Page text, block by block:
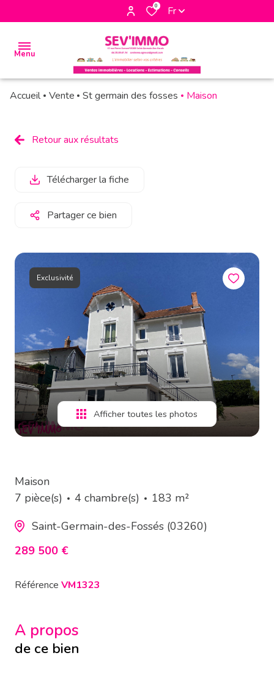
0 Fr
Menu
biens
à la
biens
vendus
e-
mail
contact
Accueil Vente St germain des fosses Maison
Retour aux résultats
Télécharger la fiche
Partager ce bien
Exclusivité
Afficher toutes les photos
Maison
7 pièce(s)
4 chambre(s)
183 m²
Saint-Germain-des-Fossés (03260)
289 500 €
Référence VM1323
A propos
de ce bien